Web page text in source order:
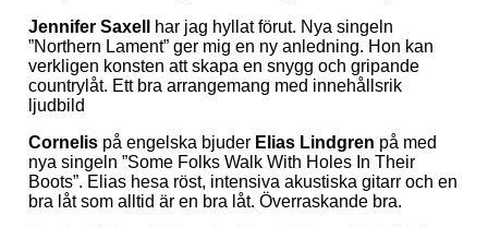
Jennifer Saxell
har jag hyllat förut. Nya singeln
”Northern Lament” ger mig en ny anledning. Hon kan
verkligen konsten att skapa en snygg och gripande
countrylåt. Ett bra arrangemang med innehållsrik
ljudbild
Cornelispå engelska bjuder Elias Lindgren på med
nya singeln ”Some Folks Walk With Holes In Their
Boots”. Elias hesa röst, intensiva akustiska gitarr och en
bra låt som alltid är en bra låt. Överraskande bra.